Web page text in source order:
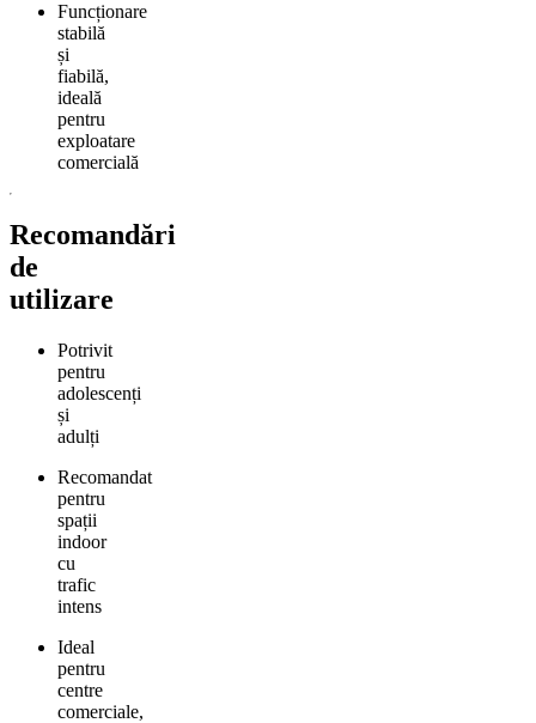
Funcționare
stabilă
și
fiabilă,
ideală
pentru
exploatare
comercială
Recomandări
de
utilizare
Potrivit
pentru
adolescenți
și
adulți
Recomandat
pentru
spații
indoor
cu
trafic
intens
Ideal
pentru
centre
comerciale,